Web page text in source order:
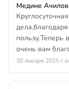
Медине
пользу.Теперь
очень вам
30 января 2025 г.